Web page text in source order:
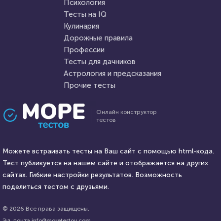
28 марта 2022 4016
Прочие тесты
утверждение самобытной
красоты"
Алекса Князева HTML - код
2 января 2021
Проходили 123 раза
Вы оптимист или пессимист?
Онлайн конструктор
тестов
Можете встраивать тесты на Ваш сайт с помощью html-кода.
Тест публикуется на нашем сайте и отображается на других
сайтах. Гибкие настройки результатов. Возможность
поделиться тестом с друзьями.
© 2026 Все права защищены.
Психология
Тесты на IQ
Кулинария
Дорожные правила
Профессии
Тесты для дачников
Астрология и предсказания
Прочие тесты